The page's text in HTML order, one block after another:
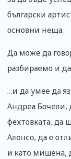
български
основни неща.
Да може да
разбираемо и
…и да умее да
Андреа Бочели,
фехтовката, да
Алонсо, да е
и като мишена,